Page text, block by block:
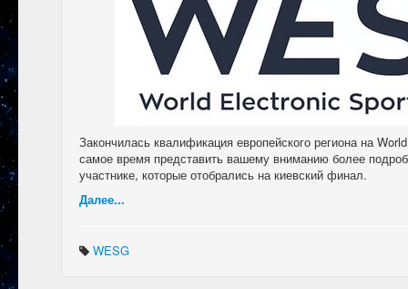
Закончилась квалификация европейского региона на
самое время представить вашему вниманию более
участнике, которые отобрались на киевский финал.
Далее...
WESG